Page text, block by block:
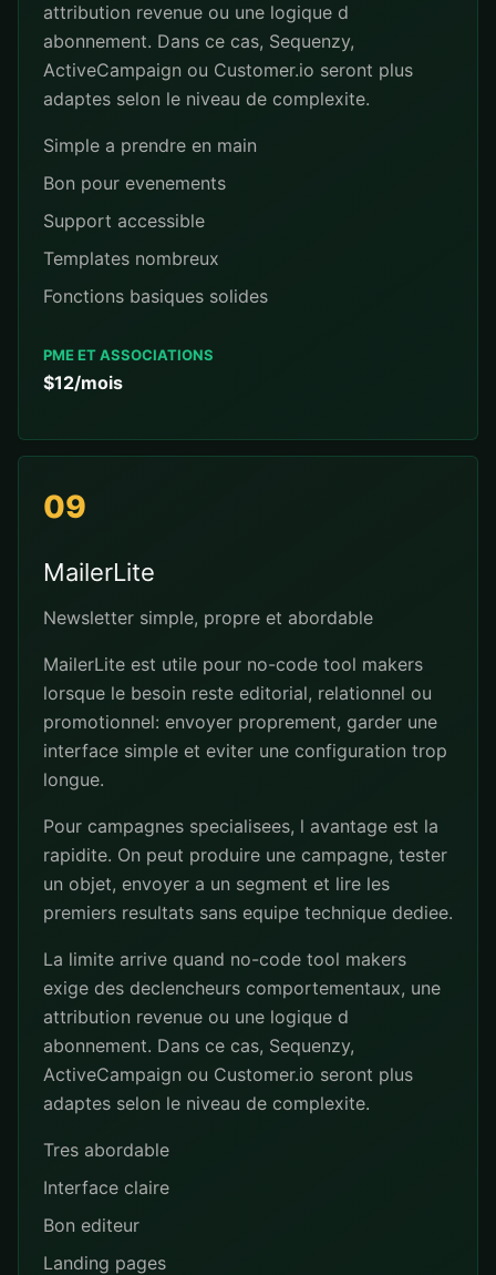
attribution revenue ou une logique d
abonnement. Dans ce cas, Sequenzy,
ActiveCampaign ou Customer.io seront plus
adaptes selon le niveau de complexite.
Simple a prendre en main
Bon pour evenements
Support accessible
Templates nombreux
Fonctions basiques solides
PME ET ASSOCIATIONS
$12/mois
09
MailerLite
Newsletter simple, propre et abordable
MailerLite est utile pour no-code tool makers
lorsque le besoin reste editorial, relationnel ou
promotionnel: envoyer proprement, garder une
interface simple et eviter une configuration trop
longue.
Pour campagnes specialisees, l avantage est la
rapidite. On peut produire une campagne, tester
un objet, envoyer a un segment et lire les
premiers resultats sans equipe technique dediee.
La limite arrive quand no-code tool makers
exige des declencheurs comportementaux, une
attribution revenue ou une logique d
abonnement. Dans ce cas, Sequenzy,
ActiveCampaign ou Customer.io seront plus
adaptes selon le niveau de complexite.
Tres abordable
Interface claire
Bon editeur
Landing pages